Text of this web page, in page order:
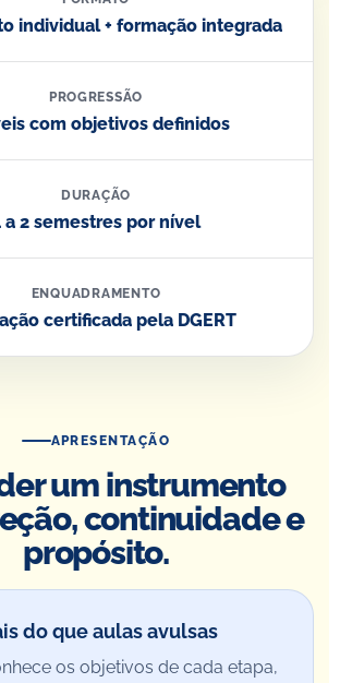
individual + formação integrada
PROGRESSÃO
com objetivos definidos
DURAÇÃO
a 2 semestres por nível
ENQUADRAMENTO
certificada pela DGERT
APRESENTAÇÃO
um instrumento
continuidade e
propósito.
do que aulas avulsas
os objetivos de cada etapa,